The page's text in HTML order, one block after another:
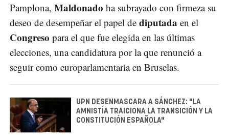
Pamplona, Maldonado ha subrayado con firmeza su
deseo de desempeñar el papel de diputada en el
Congreso para el que fue elegida en las últimas
elecciones, una candidatura por la que renunció a
seguir como europarlamentaria en Bruselas.
UPN DESENMASCARA A SÁNCHEZ: "LA
AMNISTÍA TRAICIONA LA TRANSICIÓN Y LA
CONSTITUCIÓN ESPAÑOLA"